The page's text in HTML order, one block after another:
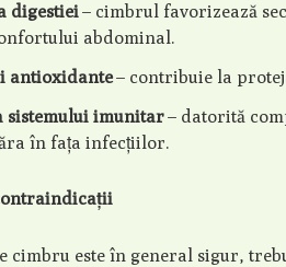
digestiei– cimbrul favorizează
abdominal.
antioxidante– contribuie la
sistemului imunitar– datorită
în fața infecțiilor.
cimbru este în general sigur,